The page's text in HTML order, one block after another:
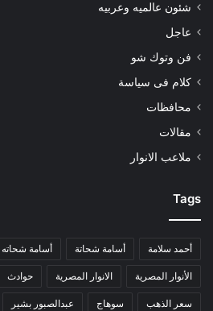
شئون عالميه وعربيه
عاجل
فن وتوك شو
كلام فى سياسة
محافظات
مقالات
ملاعب الانوار
Tags
أحمد سلامة أسامة شحاتة أسامة شحاته
الأنوار المصرية الانوار المصرية حوادث
سعر الذهب سوهاج عبدالصبور بشير